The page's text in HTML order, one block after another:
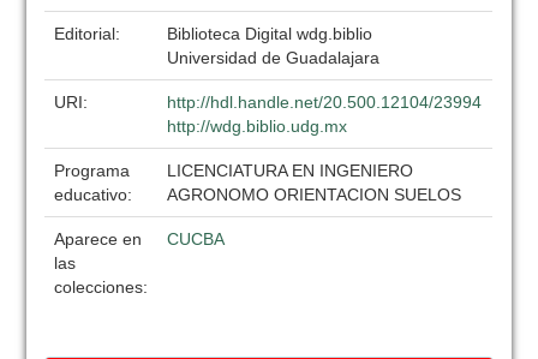
Editorial:
Biblioteca Digital wdg.biblio
Universidad de Guadalajara
URI:
http://hdl.handle.net/20.500.12104/23994
http://wdg.biblio.udg.mx
Programa
educativo:
LICENCIATURA EN INGENIERO
AGRONOMO ORIENTACION SUELOS
Aparece en
las
colecciones:
CUCBA